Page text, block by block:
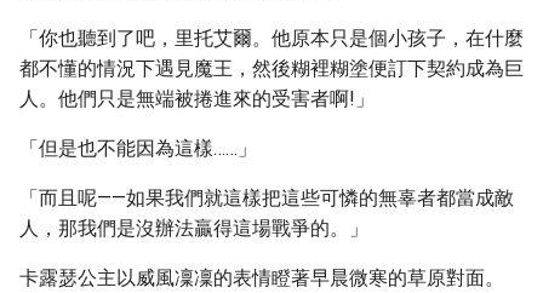
「你也聽到了吧，里托艾爾。他原本只是個小孩子，在什麼
都不懂的情況下遇見魔王，然後糊裡糊塗便訂下契約成為巨
人。他們只是無端被捲進來的受害者啊!」
「但是也不能因為這樣……」
「而且呢——如果我們就這樣把這些可憐的無辜者都當成敵
人，那我們是沒辦法贏得這場戰爭的。」
卡露瑟公主以威風凜凜的表情瞪著早晨微寒的草原對面。